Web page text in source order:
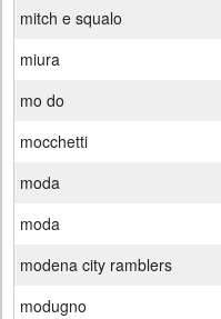
mitch e squalo
miura
mo do
mocchetti
moda
moda
modena city ramblers
modugno